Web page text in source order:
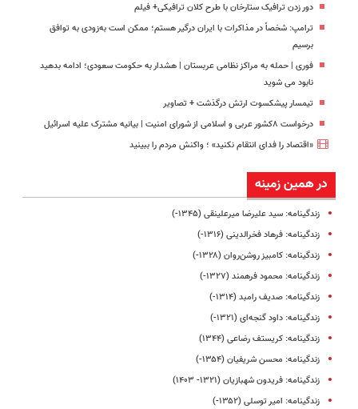
دور زدن ترافیک ستارخان با طرح کلان ترافیکی+ فیلم
ترامپ: شخصاً در مذاکرات با ایران درگیر هستم؛ ممکن است به‌زودی به توافق
برسیم
فوری | حمله به مراکز نظامی عربستان | هشدار به حکومت سعودی؛ ادامه بدهید
نابود می شوید
تیمسار پیشکسوت ارتش درگذشت + تصاویر
درخواست ۸کشور عربی و اسلامی از شورای امنیت | بیانیه مشترک علیه اسرائیل
«اقتصاد را فدای انتقام نکنید» ؛ واکنش مردم را ببینید
در همین زمینه
زندگینامه: سید علیرضا میرعلینقی (۱۳۴۵-)
زندگینامه: فرهاد فخرالدینی (۱۳۱۶-)
زندگینامه: کامبیز روشن‌روان (۱۳۲۸-)
زندگینامه: محمود فرهمند (۱۳۲۷-)
زندگینامه: صدیف رامبد (۱۳۱۴-)
زندگینامه: داود گنجه‌ای (۱۳۲۱-)
زندگینامه: کریستف رضاعی (۱۳۴۴)
زندگینامه: محسن شریفیان (۱۳۵۴-)
زندگینامه: فریدون شهبازیان (۱۳۲۱- ۱۴۰۳)
زندگینامه: امیر توسلی (۱۳۵۲-)